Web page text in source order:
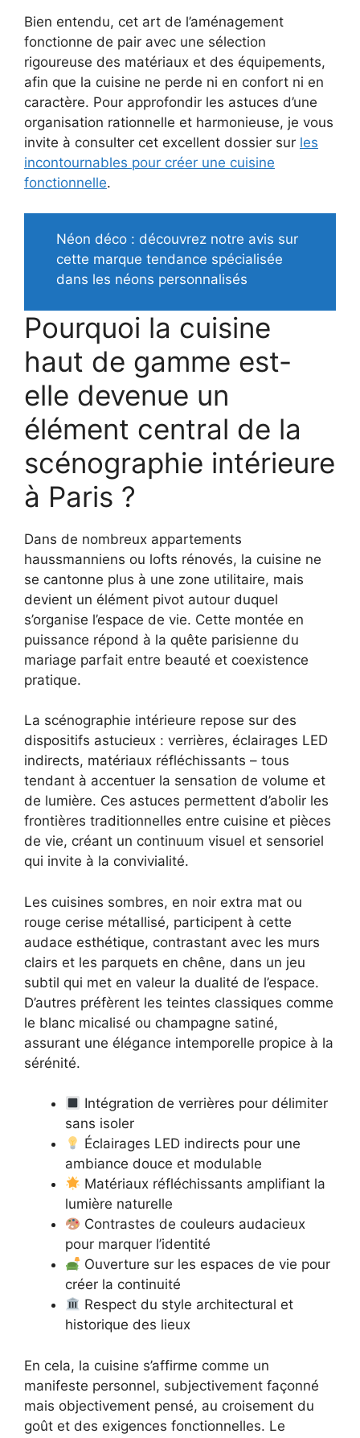
Bien entendu, cet art de l’aménagement
fonctionne de pair avec une sélection
rigoureuse des matériaux et des équipements,
afin que la cuisine ne perde ni en confort ni en
caractère. Pour approfondir les astuces d’une
organisation rationnelle et harmonieuse, je vous
invite à consulter cet excellent dossier sur les
incontournables pour créer une cuisine
fonctionnelle.
Néon déco : découvrez notre avis sur
cette marque tendance spécialisée
dans les néons personnalisés
Pourquoi la cuisine
haut de gamme est-
elle devenue un
élément central de la
scénographie intérieure
à Paris ?
Dans de nombreux appartements
haussmanniens ou lofts rénovés, la cuisine ne
se cantonne plus à une zone utilitaire, mais
devient un élément pivot autour duquel
s’organise l’espace de vie. Cette montée en
puissance répond à la quête parisienne du
mariage parfait entre beauté et coexistence
pratique.
La scénographie intérieure repose sur des
dispositifs astucieux : verrières, éclairages LED
indirects, matériaux réfléchissants – tous
tendant à accentuer la sensation de volume et
de lumière. Ces astuces permettent d’abolir les
frontières traditionnelles entre cuisine et pièces
de vie, créant un continuum visuel et sensoriel
qui invite à la convivialité.
Les cuisines sombres, en noir extra mat ou
rouge cerise métallisé, participent à cette
audace esthétique, contrastant avec les murs
clairs et les parquets en chêne, dans un jeu
subtil qui met en valeur la dualité de l’espace.
D’autres préfèrent les teintes classiques comme
le blanc micalisé ou champagne satiné,
assurant une élégance intemporelle propice à la
sérénité.
Intégration de verrières pour délimiter
sans isoler
Éclairages LED indirects pour une
ambiance douce et modulable
Matériaux réfléchissants amplifiant la
lumière naturelle
Contrastes de couleurs audacieux
pour marquer l’identité
Ouverture sur les espaces de vie pour
créer la continuité
Respect du style architectural et
historique des lieux
En cela, la cuisine s’affirme comme un
manifeste personnel, subjectivement façonné
mais objectivement pensé, au croisement du
goût et des exigences fonctionnelles. Le